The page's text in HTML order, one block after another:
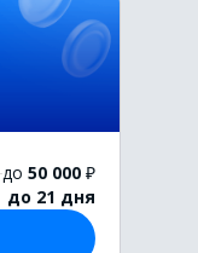
до 50 000 ₽
до 21 дня